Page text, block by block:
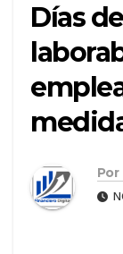
Días
Por